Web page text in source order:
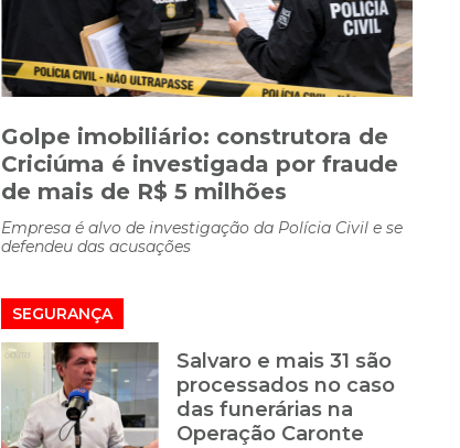
Golpe imobiliário: construtora de
Criciúma é investigada por fraude
de mais de R$ 5 milhões
Empresa é alvo de investigação da Polícia Civil e se
defendeu das acusações
SEGURANÇA
Salvaro e mais 31 são
processados no caso
das funerárias na
Operação Caronte